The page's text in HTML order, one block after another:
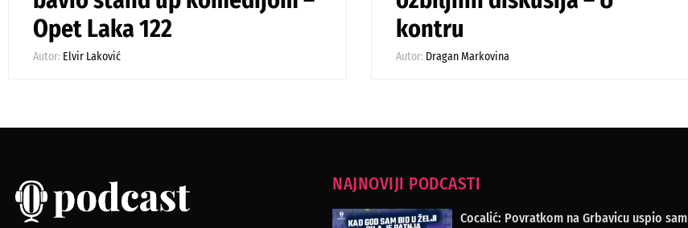
Opet Laka 122
Autor: Elvir Laković
kontru
Autor: Dragan Markovina
NAJNOVIJI PODCASTI
Cocalić: Povratkom na Grbavicu uspio sam